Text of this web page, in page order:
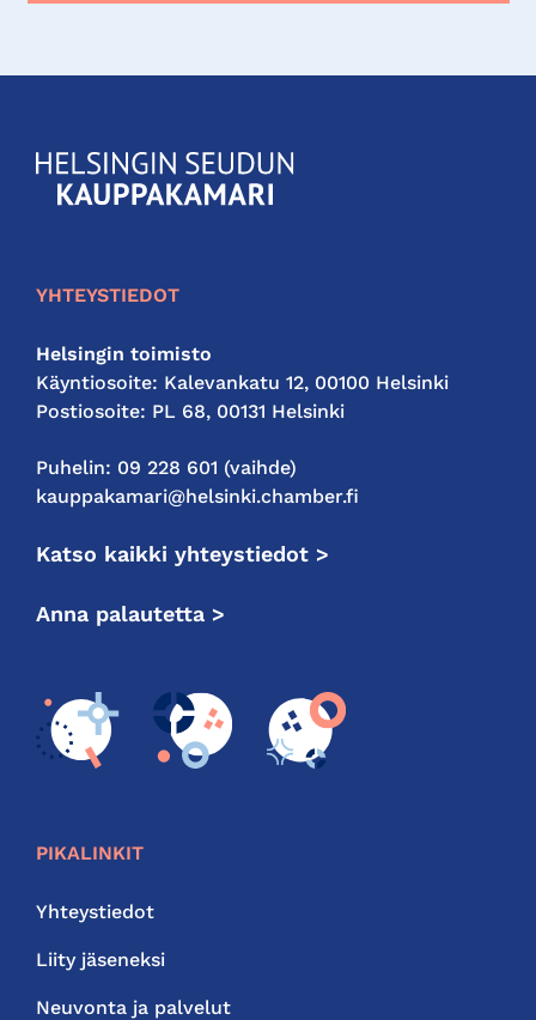
KauppakamariHelsingin
seudun
YHTEYSTIEDOT
Helsingin toimisto
Käyntiosoite: Kalevankatu 12, 00100 Helsinki
Postiosoite: PL 68, 00131 Helsinki
Puhelin: 09 228 601 (vaihde)
kauppakamari@helsinki.chamber.fi
Katso kaikki yhteystiedot >
Anna palautetta >
PIKALINKIT
Yhteystiedot
Liity jäseneksi
Neuvonta ja palvelut